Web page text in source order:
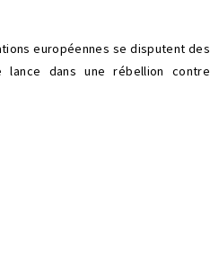
européennes se disputent des
lance dans une rébellion contre